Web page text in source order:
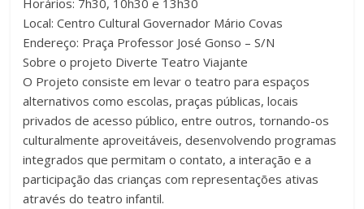
Horários: 7h30, 10h30 e 13h30
Local: Centro Cultural Governador Mário Covas
Endereço: Praça Professor José Gonso – S/N
Sobre o projeto Diverte Teatro Viajante
O Projeto consiste em levar o teatro para espaços
alternativos como escolas, praças públicas, locais
privados de acesso público, entre outros, tornando-os
culturalmente aproveitáveis, desenvolvendo programas
integrados que permitam o contato, a interação e a
participação das crianças com representações ativas
através do teatro infantil.